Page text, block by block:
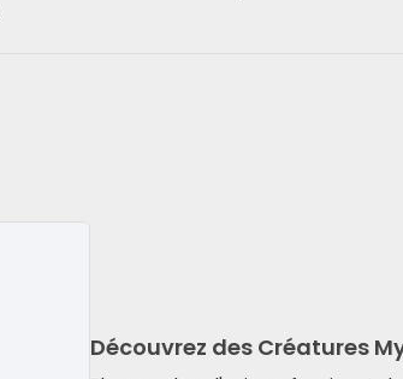
Découvrez des Créatures